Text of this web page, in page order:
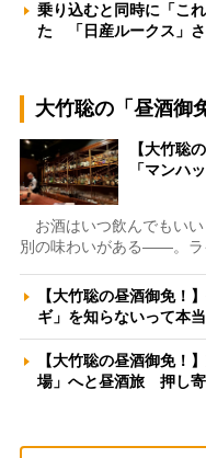
乗り込むと同時に「こ
た 「日産ルークス」
大竹聡の「昼酒御
【大竹聡
「マンハ
お酒はいつ飲んでもい
別の味わいがある――。
【大竹聡の昼酒御免！
ギ」を知らないって
【大竹聡の昼酒御免！
場」へと昼酒旅 押し